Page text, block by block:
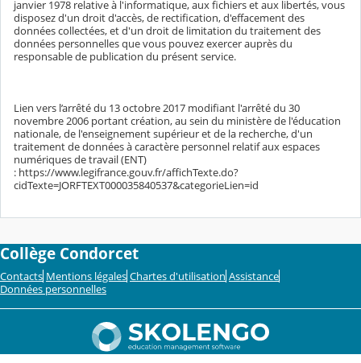
janvier 1978 relative à l'informatique, aux fichiers et aux libertés, vous
disposez d'un droit d'accès, de rectification, d'effacement des
données collectées, et d'un droit de limitation du traitement des
données personnelles que vous pouvez exercer auprès du
responsable de publication du présent service.
Lien vers l’arrêté du 13 octobre 2017 modifiant l'arrêté du 30
novembre 2006 portant création, au sein du ministère de l'éducation
nationale, de l'enseignement supérieur et de la recherche, d'un
traitement de données à caractère personnel relatif aux espaces
numériques de travail (ENT)
: https://www.legifrance.gouv.fr/affichTexte.do?
cidTexte=JORFTEXT000035840537&categorieLien=id
Collège Condorcet
Contacts Mentions légales Chartes d'utilisation Assistance
Données personnelles